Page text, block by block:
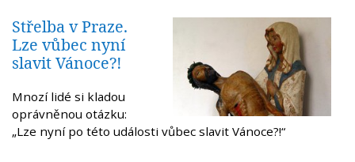
Střelba v Praze.
Lze vůbec nyní
slavit Vánoce?!
Mnozí lidé si kladou
oprávněnou otázku:
„Lze nyní po této události vůbec slavit Vánoce?!“